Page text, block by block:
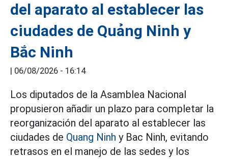
del aparato al establecer las
ciudades de Quảng Ninh y
Bắc Ninh
| 06/08/2026 - 16:14
Los diputados de la Asamblea Nacional
propusieron añadir un plazo para completar la
reorganización del aparato al establecer las
ciudades de Quang Ninh y Bac Ninh, evitando
retrasos en el manejo de las sedes y los